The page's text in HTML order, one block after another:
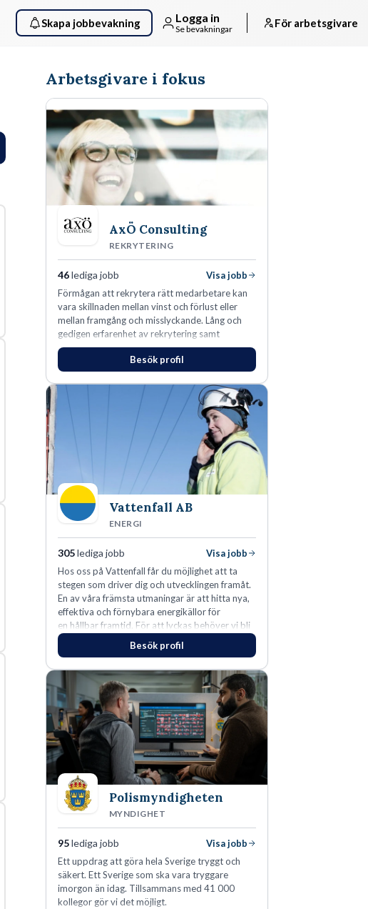
Skapa jobbevakning Logga in
Se bevakningar För arbetsgivare
Arbetsgivare i fokus
AxÖ Consulting
REKRYTERING
46lediga jobb
Visa jobb
Förmågan att rekrytera rätt medarbetare kan
vara skillnaden mellan vinst och förlust eller
mellan framgång och misslyckande. Lång och
gedigen erfarenhet av rekrytering samt
konsultverksamhet har lärt oss just det.
Besök profil
Vattenfall AB
ENERGI
305lediga jobb
Visa jobb
Hos oss på Vattenfall får du möjlighet att ta
stegen som driver dig och utvecklingen framåt.
En av våra främsta utmaningar är att hitta nya,
effektiva och förnybara energikällor för
en hållbar framtid. För att lyckas behöver vi bli
fler medarbetare som vill göra skillnad.
Besök profil
Polismyndigheten
MYNDIGHET
95lediga jobb
Visa jobb
Ett uppdrag att göra hela Sverige tryggt och
säkert. Ett Sverige som ska vara tryggare
imorgon än idag. Tillsammans med 41 000
kollegor gör vi det möjligt.